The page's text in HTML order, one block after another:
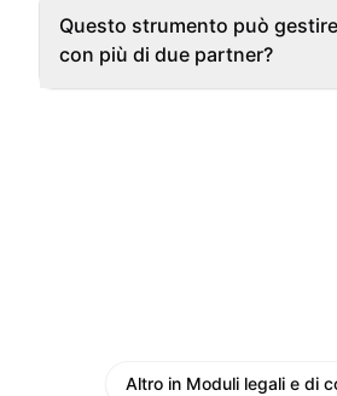
Questo strumento può
con più di due partner?
Altro in Moduli legali e di